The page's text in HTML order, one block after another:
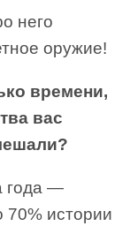
него
оружие!
времени,
вас
года —
истории